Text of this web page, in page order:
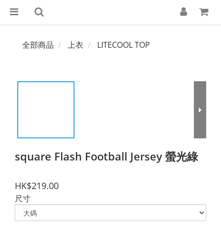
全部商品 上衣 LITECOOL TOP
square Flash Football Jersey 螢光綠
HK$219.00
尺寸